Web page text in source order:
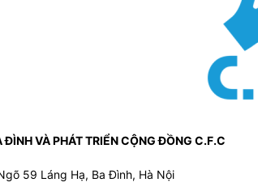
VÀ PHÁT TRIỂN CỘNG ĐỒNG C.F.C
59 Láng Hạ, Ba Đình, Hà Nội